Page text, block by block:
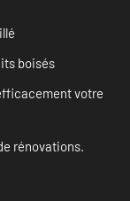
boisés
votre
rénovations.